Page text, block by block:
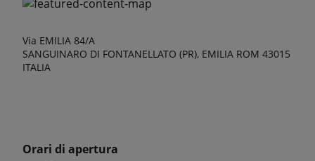
Via EMILIA 84/A
SANGUINARO DI FONTANELLATO (PR), EMILIA ROM 43015
ITALIA
Orari di apertura